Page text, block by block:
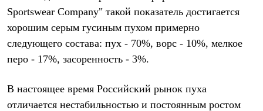
Sportswear Company" такой показатель достигается
хорошим серым гусиным пухом примерно
следующего состава: пух - 70%, ворс - 10%, мелкое
перо - 17%, засоренность - 3%.
В настоящее время Российский рынок пуха
отличается нестабильностью и постоянным ростом